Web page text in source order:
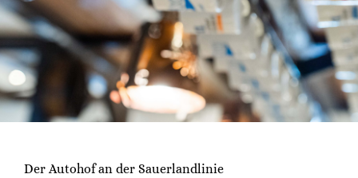
Der Autohof an der Sauerlandlinie